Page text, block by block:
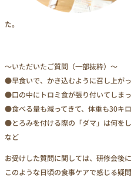
た。
～いただいたご質問（一部抜粋）～
●早食いで、かき込むように召し上が
●口の中にトロミ食が張り付いてしま
●食べる量も減ってきて、体重も30キ
●とろみを付ける際の「ダマ」は何を
など
お受けした質問に関しては、研修会後
このような日頃の食事ケアで感じる疑